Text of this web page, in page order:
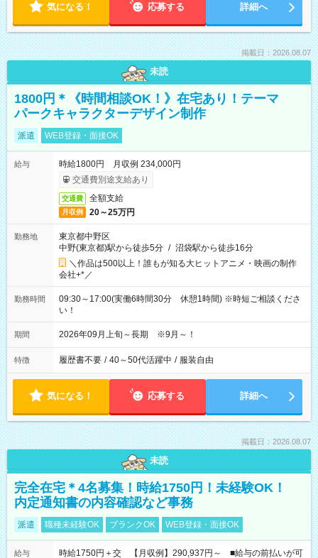
気になる！ 応募する 詳細へ
掲載日：2026.08.07
未読
1800円＊《時間相談OK！》在宅あり！テーマ
パークキャラクターデザイン制作
派遣 WEB登録・面接OK
給与
時給1800円 月収例 234,000円
交通費別途支給あり
交通費 全額支給
月収例 20～25万円
勤務地
東京都中野区
中野(東京都)駅から徒歩5分 / 沼袋駅から徒歩16分
＼作品は500以上！誰もが知る大ヒットアニメ・映画の制作
会社+*／
勤務時間
09:30～17:00(実働6時間30分 休憩1時間) ※時短ご相談くださ
い！
期間 2026年09月上旬～長期 ※9月～！
特徴 履歴書不要 / 40～50代活躍中 / 服装自由
気になる！ 応募する 詳細へ
掲載日：2026.08.07
未読
完全在宅＊4名募集！時給1750円！未経験OK！
内定通知書の内容確認など事務
派遣 職種未経験OK ブランクOK WEB登録・面接OK
給与
時給1750円＋交 【月収例】290,937円～ ■給与の前払いが可